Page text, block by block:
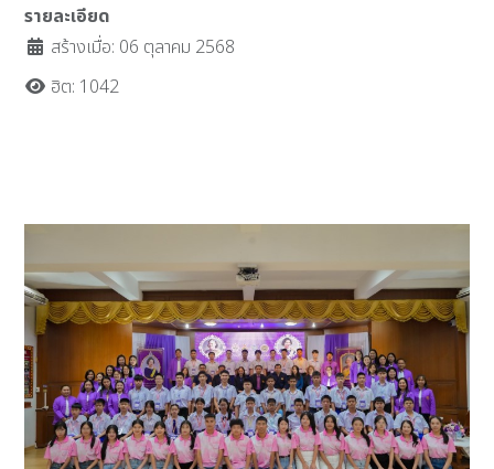
รายละเอียด
สร้างเมื่อ: 06 ตุลาคม 2568
ฮิต: 1042